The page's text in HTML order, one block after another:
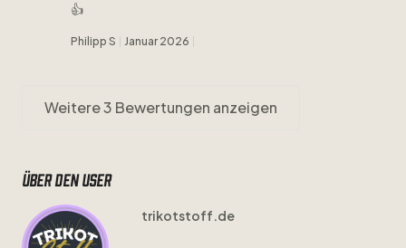
👍
Philipp S Januar 2026
Weitere 3 Bewertungen anzeigen
Über den user
trikotstoff.de